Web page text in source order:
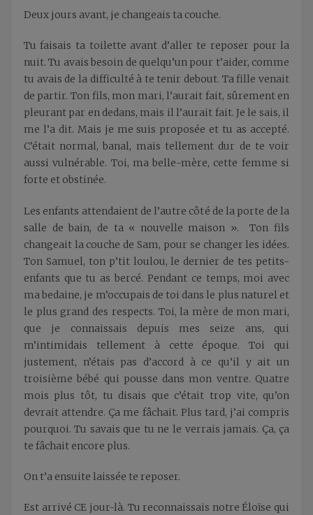
Deux jours avant, je changeais ta couche.
Tu faisais ta toilette avant d’aller te reposer pour la
nuit. Tu avais besoin de quelqu’un pour t’aider, comme
tu avais de la difficulté à te tenir debout. Ta fille venait
de partir. Ton fils, mon mari, l’aurait fait, sûrement en
pleurant par en dedans, mais il l’aurait fait. Je le sais, il
me l’a dit. Mais je me suis proposée et tu as accepté.
C’était normal, banal, mais tellement dur de te voir
aussi vulnérable. Toi, ma belle-mère, cette femme si
forte et obstinée.
Les enfants attendaient de l’autre côté de la porte de la
salle de bain, de ta « nouvelle maison ». Ton fils
changeait la couche de Sam, pour se changer les idées.
Ton Samuel, ton p’tit loulou, le dernier de tes petits-
enfants que tu as bercé. Pendant ce temps, moi avec
ma bedaine, je m’occupais de toi dans le plus naturel et
le plus grand des respects. Toi, la mère de mon mari,
que je connaissais depuis mes seize ans, qui
m’intimidais tellement à cette époque. Toi qui
justement, n’étais pas d’accord à ce qu’il y ait un
troisième bébé qui pousse dans mon ventre. Quatre
mois plus tôt, tu disais que c’était trop vite, qu’on
devrait attendre. Ça me fâchait. Plus tard, j’ai compris
pourquoi. Tu savais que tu ne le verrais jamais. Ça, ça
te fâchait encore plus.
On t’a ensuite laissée te reposer.
Est arrivé CE jour-là. Tu reconnaissais notre Éloïse qui